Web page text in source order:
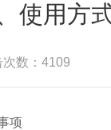
使用方
次数：4109
项